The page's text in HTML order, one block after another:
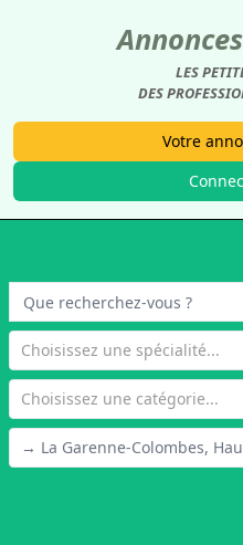
Annonces
LES
DES
Votre
Choisissez une spécialité...
Choisissez une catégorie...
→ La Garenne-Colombes,